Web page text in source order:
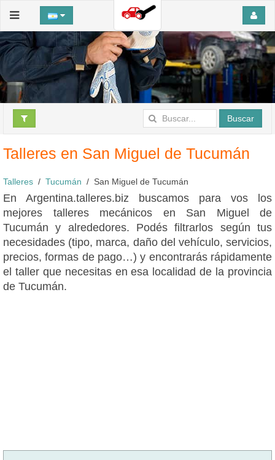
Buscar
Talleres en San Miguel de Tucumán
Talleres Tucumán San Miguel de Tucumán
En Argentina.talleres.biz buscamos para vos los
mejores talleres mecánicos en San Miguel de
Tucumán y alrededores. Podés filtrarlos según tus
necesidades (tipo, marca, daño del vehículo, servicios,
precios, formas de pago…) y encontrarás rápidamente
el taller que necesitas en esa localidad de la provincia
de Tucumán.